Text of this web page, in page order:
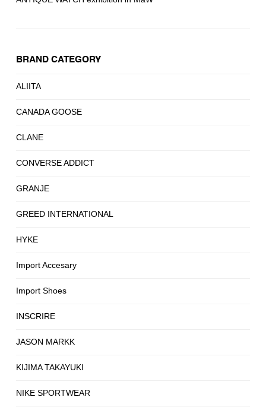
BRAND CATEGORY
ALIITA
CANADA GOOSE
CLANE
CONVERSE ADDICT
GRANJE
GREED INTERNATIONAL
HYKE
Import Accesary
Import Shoes
INSCRIRE
JASON MARKK
KIJIMA TAKAYUKI
NIKE SPORTWEAR